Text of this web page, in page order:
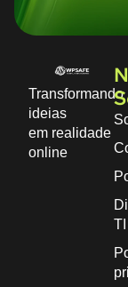
Transformando
ideias
em realidade
online
TI